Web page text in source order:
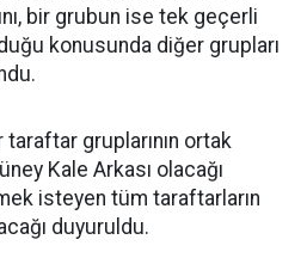
bir grubun ise tek geçerli
konusunda diğer grupları
gruplarının ortak
Kale Arkası olacağı
isteyen tüm taraftarların
duyuruldu.